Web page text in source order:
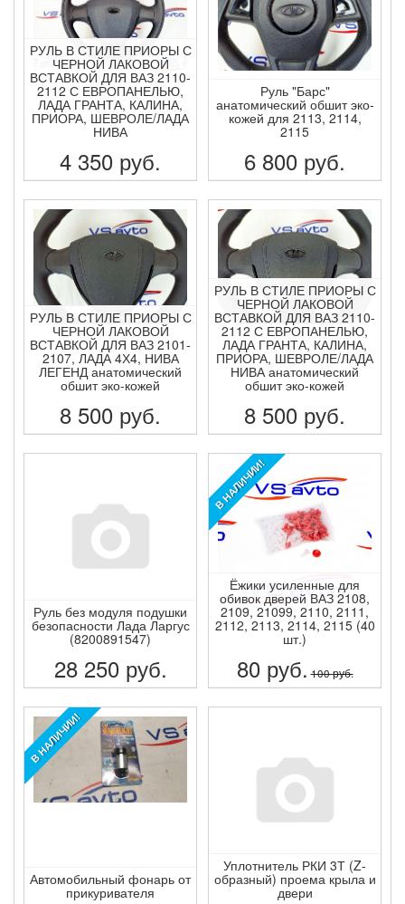
РУЛЬ В СТИЛЕ ПРИОРЫ С
ЧЕРНОЙ ЛАКОВОЙ
ВСТАВКОЙ ДЛЯ ВАЗ 2110-
2112 С ЕВРОПАНЕЛЬЮ,
ЛАДА ГРАНТА, КАЛИНА,
ПРИОРА, ШЕВРОЛЕ/ЛАДА
НИВА
4 350 руб.
ПОДРОБНЕЕ
Руль "Барс"
анатомический обшит эко-
кожей для 2113, 2114,
2115
6 800 руб.
ПОДРОБНЕЕ
РУЛЬ В СТИЛЕ ПРИОРЫ С
ЧЕРНОЙ ЛАКОВОЙ
ВСТАВКОЙ ДЛЯ ВАЗ 2101-
2107, ЛАДА 4Х4, НИВА
ЛЕГЕНД анатомический
обшит эко-кожей
8 500 руб.
ПОДРОБНЕЕ
РУЛЬ В СТИЛЕ ПРИОРЫ С
ЧЕРНОЙ ЛАКОВОЙ
ВСТАВКОЙ ДЛЯ ВАЗ 2110-
2112 С ЕВРОПАНЕЛЬЮ,
ЛАДА ГРАНТА, КАЛИНА,
ПРИОРА, ШЕВРОЛЕ/ЛАДА
НИВА анатомический
обшит эко-кожей
8 500 руб.
ПОДРОБНЕЕ
Руль без модуля подушки
безопасности Лада Ларгус
(8200891547)
28 250 руб.
ПОДРОБНЕЕ
В НАЛИЧИИ!
Ёжики усиленные для
обивок дверей ВАЗ 2108,
2109, 21099, 2110, 2111,
2112, 2113, 2114, 2115 (40
шт.)
80 руб. 100руб.
ПОДРОБНЕЕ
В НАЛИЧИИ!
Автомобильный фонарь от
прикуривателя
Уплотнитель РКИ 3Т (Z-
образный) проема крыла и
двери